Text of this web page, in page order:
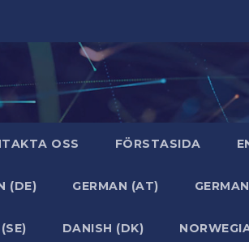
OSS FÖRSTASIDA
(DE) GERMAN (AT)
DANISH (DK)